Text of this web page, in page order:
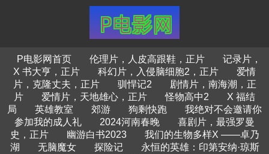
P电影网首页 伦理片，人皮高跟鞋，正片
记录片，
X 书大亨，正片
科幻片，入侵脑细胞2，正片
爱情
片，克隆丈夫，正片
驯悍记2
剧情片，南海潮，正
片
爱情片，天地雄心，正片 怪物高中2
X 福结
局
英雄教室 郊游 狗剩快跑
我绝对不会邀请你
参加我的成人礼
2024河南春晚
喜剧片，最强罗曼
史，正片
幽游白书2023
我们的生物多样X ——卓乃
湖
无脑魔女 探险记
永恒的英雄：印第安纳·琼斯